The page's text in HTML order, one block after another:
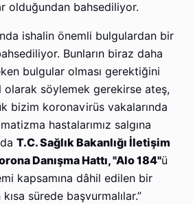
olduğundan bahsediliyor.
ishalin önemli bulgulardan bir
Bunların biraz daha
bulgular olması gerektiğini
olarak söylemek gerekirse ateş,
bizim koronavirüs vakalarında
hastalarımız salgına
T.C. Sağlık Bakanlığı İletişim
Danışma Hattı, "Alo 184"ü
kapsamına dâhil edilen bir
sürede başvurmalılar.”